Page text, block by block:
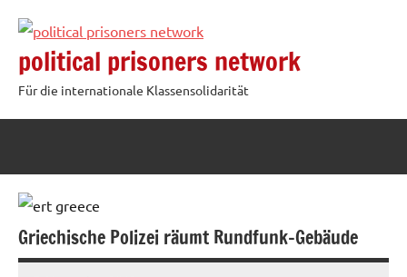
Inhalt
springen
political prisoners network
Für die internationale Klassensolidarität
Griechische Polizei räumt Rundfunk-Gebäude